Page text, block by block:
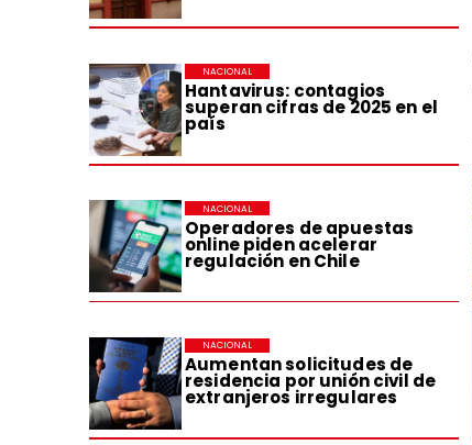
Hantavirus: contagios
superan cifras de 2025 en el
país
NACIONAL
Operadores de apuestas
online piden acelerar
regulación en Chile
NACIONAL
Aumentan solicitudes de
residencia por unión civil de
extranjeros irregulares
NACIONAL